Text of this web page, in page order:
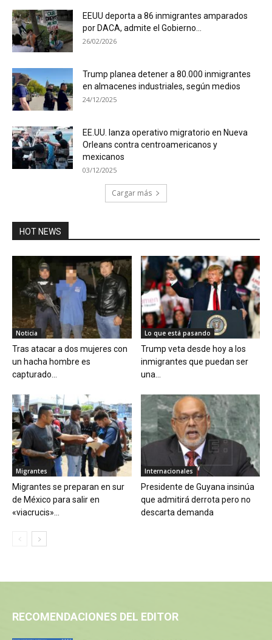
EEUU deporta a 86 inmigrantes amparados
por DACA, admite el Gobierno...
26/02/2026
Trump planea detener a 80.000 inmigrantes
en almacenes industriales, según medios
24/12/2025
EE.UU. lanza operativo migratorio en Nueva
Orleans contra centroamericanos y
mexicanos
03/12/2025
Cargar más
HOT NEWS
Noticia
Tras atacar a dos mujeres con
un hacha hombre es
capturado...
Lo que está pasando
Trump veta desde hoy a los
inmigrantes que puedan ser
una...
Migrantes
Migrantes se preparan en sur
de México para salir en
«viacrucis»...
Internacionales
Presidente de Guyana insinúa
que admitirá derrota pero no
descarta demanda
RECOMENDACIONES DEL EDITOR